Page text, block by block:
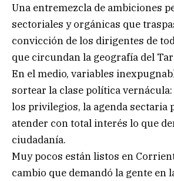
Una entremezcla de ambiciones
sectoriales y orgánicas que
convicción de los dirigentes de
que circundan la geografía del
En el medio, variables
sortear la clase política
los privilegios, la agenda sectaria
atender con total interés lo que
ciudadanía.
Muy pocos están listos en
cambio que demandó la gente en